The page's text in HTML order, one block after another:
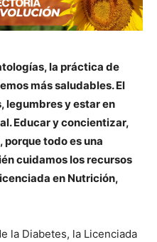
la práctica de
más saludables. El
legumbres y estar en
Educar y concientizar,
todo es una
cuidamos los recursos
en Nutrición,
la Diabetes, la Licenciada